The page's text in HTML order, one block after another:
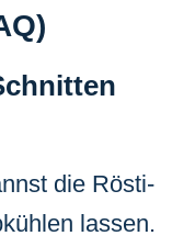
die Rösti-
lassen.